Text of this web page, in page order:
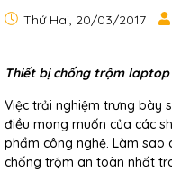
Thứ Hai, 20/03/2017
Thiết bị chống trộm laptop
Việc trải nghiệm trưng bày
điều mong muốn của các
phẩm công nghệ. Làm sao
chống trộm an toàn nhất